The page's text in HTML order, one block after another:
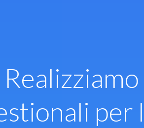
per